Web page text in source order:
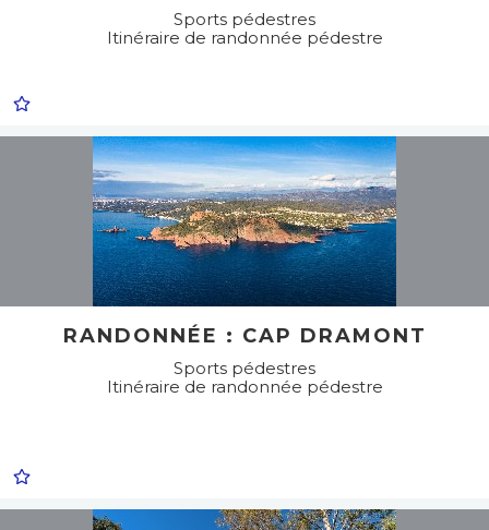
Sports pédestres
Itinéraire de randonnée pédestre
RANDONNÉE : CAP DRAMONT
Sports pédestres
Itinéraire de randonnée pédestre